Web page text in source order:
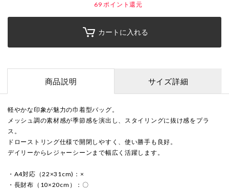
69 ポイント還元
カートに入れる
商品説明 サイズ詳細
軽やかな印象が魅力の巾着型バッグ。
メッシュ調の素材感が季節感を演出し、スタイリングに抜け感をプラ
ス。
ドローストリング仕様で開閉しやすく、使い勝手も良好。
デイリーからレジャーシーンまで幅広く活躍します。
・A4対応（22×31cm)：×
・長財布（10×20cm）：〇